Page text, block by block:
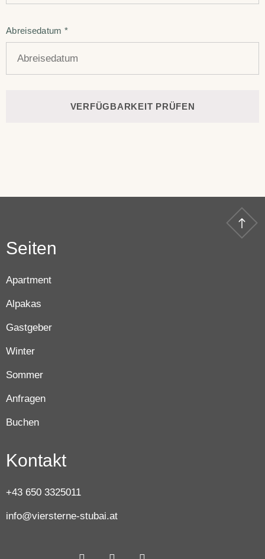
Abreisedatum *
Seiten
Apartment
Alpakas
Gastgeber
Winter
Sommer
Anfragen
Buchen
Kontakt
+43 650 3325011
info@viersterne-stubai.at